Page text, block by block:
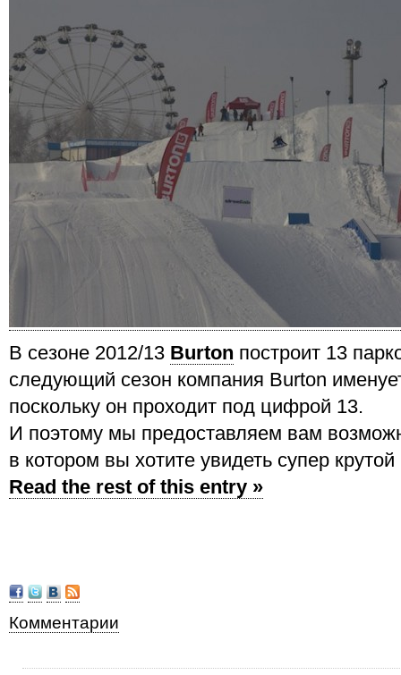
В сезоне 2012/13 Burton построит 13
следующий сезон компания Burton
поскольку он проходит под цифрой 13.
И поэтому мы предоставляем вам
в котором вы хотите увидеть супер крутой
Read the rest of this entry »
Комментарии